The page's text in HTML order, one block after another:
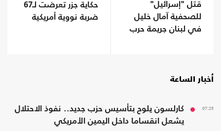
قتل "إسرائيل"
للصحفية آمال خليل
في لبنان جريمة حرب
حكاية جزر تعرضت لـ67
ضربة نووية أمريكية
أخبار الساعة
07:25
كارلسون يلوح بتأسيس حزب جديد.. نفوذ الاحتلال
يشعل انقساما داخل اليمين الأمريكي